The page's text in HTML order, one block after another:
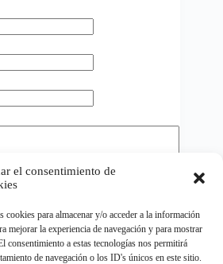
el consentimiento de
cookies para almacenar y/o acceder a la información
mejorar la experiencia de navegación y para mostrar
consentimiento a estas tecnologías nos permitirá
de navegación o los ID's únicos en este sitio.